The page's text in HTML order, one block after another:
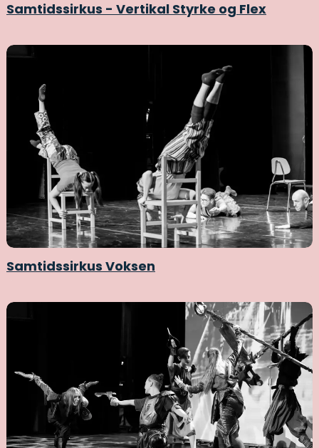
Samtidssirkus - Vertikal Styrke og Flex
Samtidssirkus Voksen